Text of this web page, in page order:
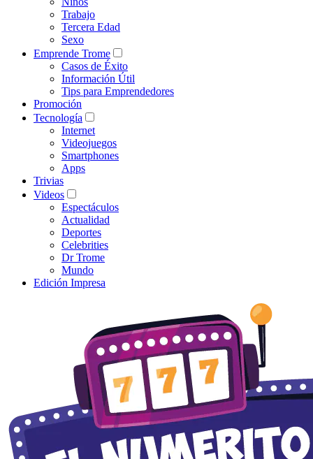
Trabajo
Tercera Edad
Sexo
Emprende Trome
Casos de Éxito
Información Útil
Tips para Emprendedores
Promoción
Tecnología
Internet
Videojuegos
Smartphones
Apps
Trivias
Videos
Espectáculos
Actualidad
Deportes
Celebrities
Dr Trome
Mundo
Edición Impresa